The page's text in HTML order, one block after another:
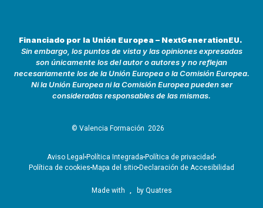
Financiado por la Unión Europea – NextGenerationEU.
Sin embargo, los puntos de vista y las opiniones expresadas
son únicamente los del autor o autores y no reflejan
necesariamente los de la Unión Europea o la Comisión Europea.
Ni la Unión Europea ni la Comisión Europea pueden ser
consideradas responsables de las mismas.
© Valencia Formación 2026
Aviso Legal Política Integrada Política de privacidad
Política de cookies Mapa del sitio Declaración de Accesibilidad